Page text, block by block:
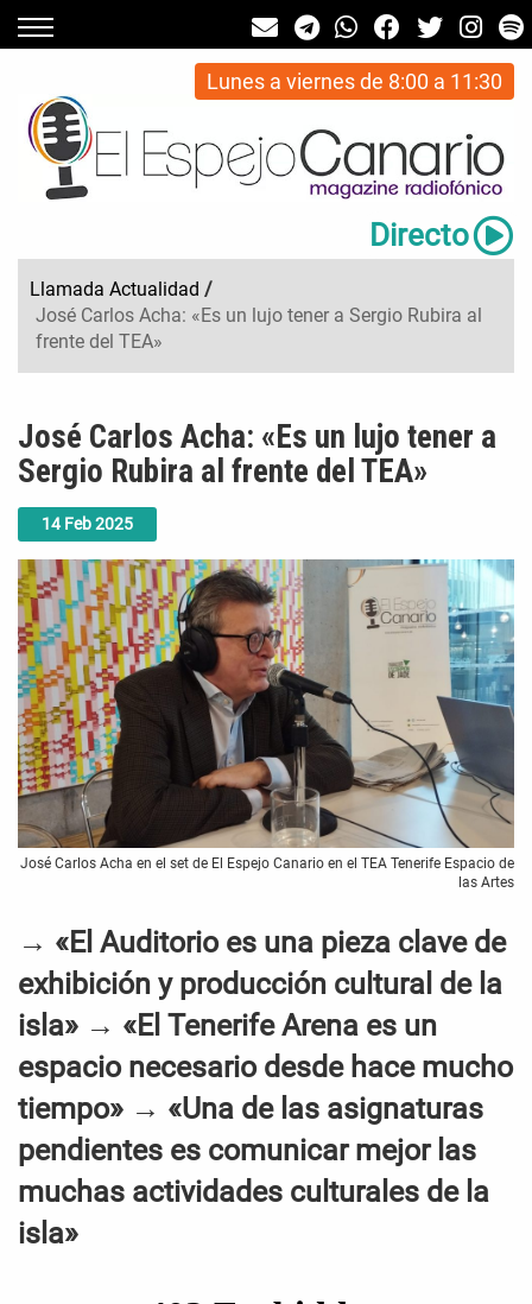
Lunes a viernes de 8:00 a 11:30
Directo
Llamada Actualidad /
José Carlos Acha: «Es un lujo tener a Sergio Rubira al
frente del TEA»
14 Feb2025
José Carlos Acha: «Es un lujo tener a
Sergio Rubira al frente del TEA»
José Carlos Acha en el set de El Espejo Canario en el TEA Tenerife Espacio de
las Artes
→ «El Auditorio es una pieza clave de
exhibición y producción cultural de la
isla» → «El Tenerife Arena es un
espacio necesario desde hace mucho
tiempo» → «Una de las asignaturas
pendientes es comunicar mejor las
muchas actividades culturales de la
isla»